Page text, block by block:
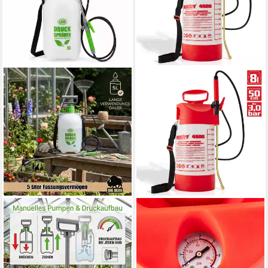
BIGDEAN
Drucksprühgerät 5 Liter 3 bar
Sprühstange und Düse aus
Edelstahl, (Packung, 1-tlg.,
Drucksprühgerät 4500 mit
Mesing Spritzrohr und Düse,
inklusive Schultergurt, 3bar, 5